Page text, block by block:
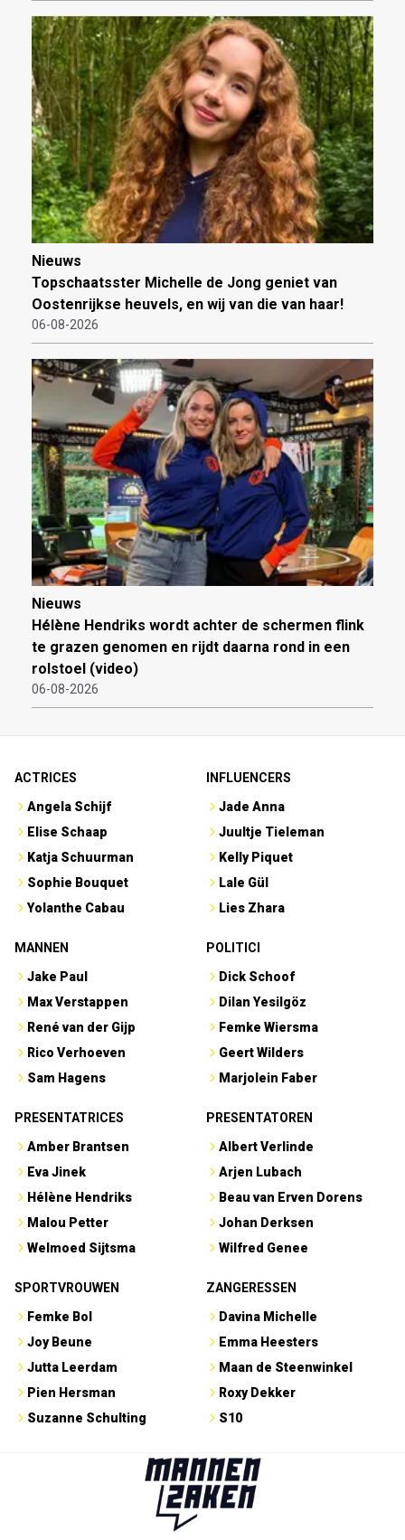
Nieuws
Topschaatsster Michelle de Jong geniet van
Oostenrijkse heuvels, en wij van die van haar!
06-08-2026
Nieuws
Hélène Hendriks wordt achter de schermen flink
te grazen genomen en rijdt daarna rond in een
rolstoel (video)
06-08-2026
ACTRICES
Angela Schijf
Elise Schaap
Katja Schuurman
Sophie Bouquet
Yolanthe Cabau
INFLUENCERS
Jade Anna
Juultje Tieleman
Kelly Piquet
Lale Gül
Lies Zhara
MANNEN
Jake Paul
Max Verstappen
René van der Gijp
Rico Verhoeven
Sam Hagens
POLITICI
Dick Schoof
Dilan Yesilgöz
Femke Wiersma
Geert Wilders
Marjolein Faber
PRESENTATRICES
Amber Brantsen
Eva Jinek
Hélène Hendriks
Malou Petter
Welmoed Sijtsma
PRESENTATOREN
Albert Verlinde
Arjen Lubach
Beau van Erven Dorens
Johan Derksen
Wilfred Genee
SPORTVROUWEN
Femke Bol
Joy Beune
Jutta Leerdam
Pien Hersman
Suzanne Schulting
ZANGERESSEN
Davina Michelle
Emma Heesters
Maan de Steenwinkel
Roxy Dekker
S10